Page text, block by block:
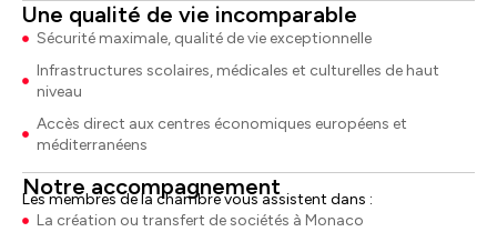
Une qualité de vie incomparable
Sécurité maximale, qualité de vie exceptionnelle
Infrastructures scolaires, médicales et culturelles de haut
niveau
Accès direct aux centres économiques européens et
méditerranéens
Notre accompagnement
Les membres de la chambre vous assistent dans :
La création ou transfert de sociétés à Monaco